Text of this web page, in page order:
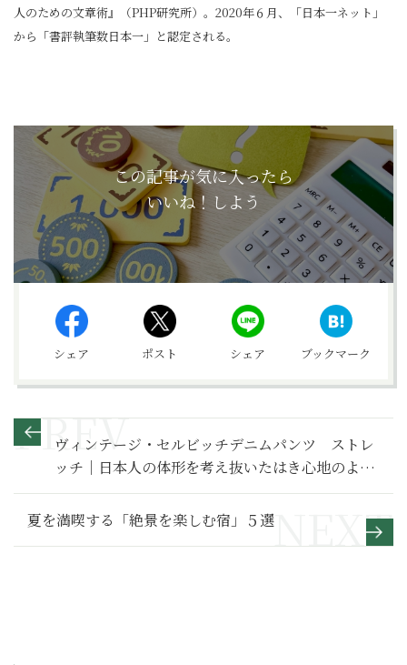
人のための文章術』（PHP研究所）。2020年６月、「日本一ネット」
から「書評執筆数日本一」と認定される。
この記事が気に入ったら
いいね！しよう
シェア ポスト シェア ブックマーク
ヴィンテージ・セルビッチデニムパンツ ストレ
ッチ｜日本人の体形を考え抜いたはき心地のよい
本格派デニム
夏を満喫する「絶景を楽しむ宿」５選